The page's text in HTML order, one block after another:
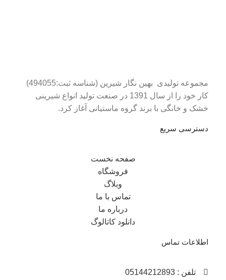
مجموعه تولیدی بهین نگار شیرین (شناسه ثبت:494055)
کار خود را از سال 1391 در صنعت تولید انواع شیرینی
خشک و خانگی با برند گروه ماستیانی آغاز کرد.
دسترسی سریع
صفحه نخست
فروشگاه
وبلاگ
تماس با ما
درباره ما
دانلود کاتالوگ
اطلاعات تماس
تلفن : 05144212893